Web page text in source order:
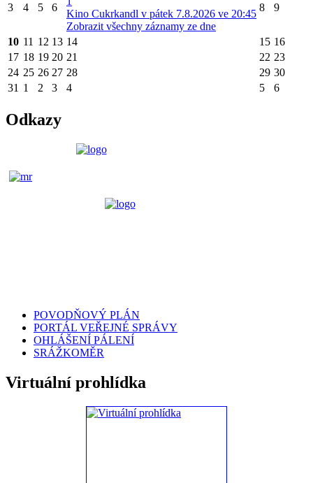
3 4 5 6
Kino Cukrkandl v pátek 7.8.2026 ve 20:45
Zobrazit všechny záznamy ze dne
8 9
10 11 12 13 14 15 16
17 18 19 20 21 22 23
24 25 26 27 28 29 30
31 1 2 3 4 5 6
Odkazy
POVODŇOVÝ PLÁN
PORTÁL VEŘEJNÉ SPRÁVY
OHLÁŠENÍ PÁLENÍ
SRÁŽKOMĚR
Virtuální prohlídka